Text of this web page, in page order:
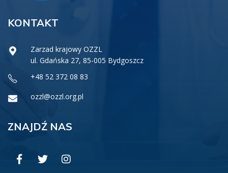
KONTAKT
Zarzad krajowy OZZL
ul. Gdańska 27, 85-005 Bydgoszcz
+48 52 372 08 83
ozzl@ozzl.org.pl
ZNAJDŹ NAS